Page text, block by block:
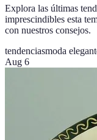
Explora las últimas
imprescindibles esta
con nuestros consejos.
tendenciasmoda
Aug 6